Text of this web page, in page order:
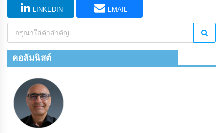
LINKEDIN EMAIL
คอลัมนิสต์